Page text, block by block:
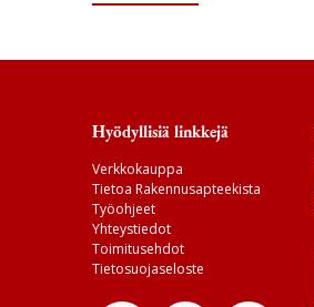
Hyödyllisiä linkkejä
Verkkokauppa
Tietoa Rakennusapteekista
Työohjeet
Yhteystiedot
Toimitusehdot
Tietosuojaseloste